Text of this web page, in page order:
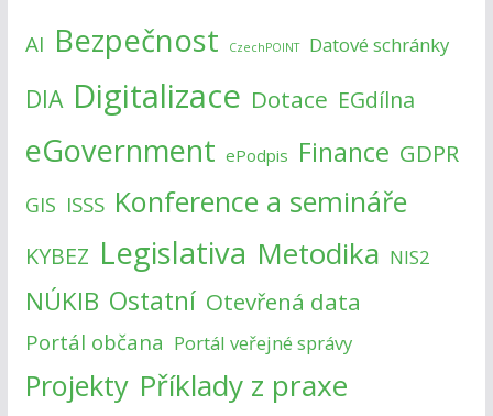
AI Bezpečnost CzechPOINT Datové schránky
DIA Digitalizace Dotace EGdílna
eGovernment ePodpis Finance GDPR
GIS ISSS Konference a semináře
KYBEZ Legislativa Metodika NIS2
NÚKIB Ostatní Otevřená data
Portál občana Portál veřejné správy
Projekty Příklady z praxe